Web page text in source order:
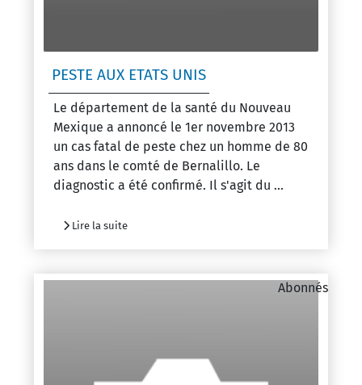
PESTE AUX ETATS UNIS
Le département de la santé du Nouveau
Mexique a annoncé le 1er novembre 2013
un cas fatal de peste chez un homme de 80
ans dans le comté de Bernalillo. Le
diagnostic a été confirmé. Il s'agit du ...
Lire la suite
Abonnés